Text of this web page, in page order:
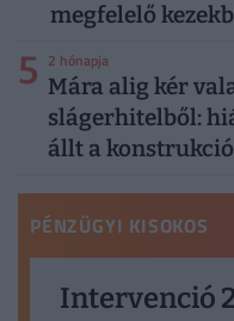
megfelelő
5 2 hónapja
Mára alig kér
slágerhitelből:
állt a konstrukció
PÉNZÜGYI KISOKOS
Intervenció